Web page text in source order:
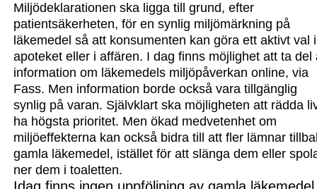
Miljödeklarationen ska ligga till grund, efter
patientsäkerheten, för en synlig miljömärkning på
läkemedel så att konsumenten kan göra ett aktivt val i
apoteket eller i affären. I dag finns möjlighet att ta del
information om läkemedels miljöpåverkan online, via
Fass. Men information borde också vara tillgänglig
synlig på varan. Självklart ska möjligheten att rädda
ha högsta prioritet. Men ökad medvetenhet om
miljöeffekterna kan också bidra till att fler lämnar
gamla läkemedel, istället för att slänga dem eller
ner dem i toaletten.